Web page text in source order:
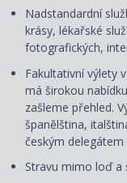
Nadstandardní
krásy, lékařské
fotografických,
Fakultativní výlety
má širokou
zašleme přehled.
španělština,
českým
Stravu mimo loď a